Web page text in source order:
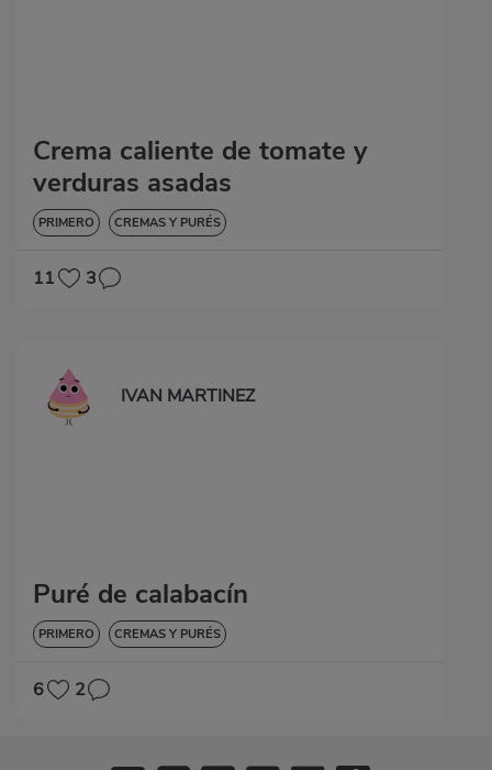
Crema caliente de tomate y
verduras asadas
PRIMERO CREMAS Y PURÉS
11 3
IVAN MARTINEZ
Puré de calabacín
PRIMERO CREMAS Y PURÉS
6 2